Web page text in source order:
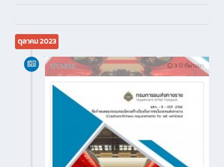
ตุลาคม 2023
3 ปี ที่ผ่านมา
ข่าวสาร